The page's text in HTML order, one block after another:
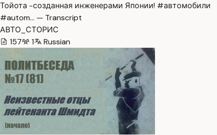
Тойота -созданная инженерами Японии! #автомобили
#autom… — Transcript
АВТО_СТОРИС
157
1 Russian